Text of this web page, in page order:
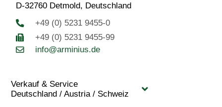
D-32760 Detmold, Deutschland
+49 (0) 5231 9455-0
+49 (0) 5231 9455-99
info@arminius.de
Verkauf & Service
Deutschland / Austria / Schweiz